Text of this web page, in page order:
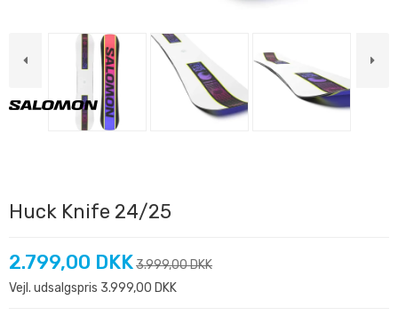
Huck Knife 24/25
2.799,00 DKK3.999,00 DKK
Vejl. udsalgspris 3.999,00 DKK